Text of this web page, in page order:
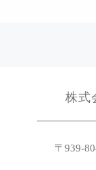
株式
〒939-